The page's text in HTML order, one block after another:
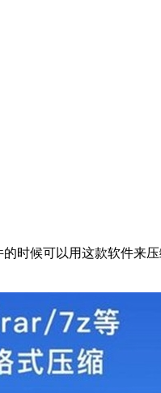
时候可以用这款软件来